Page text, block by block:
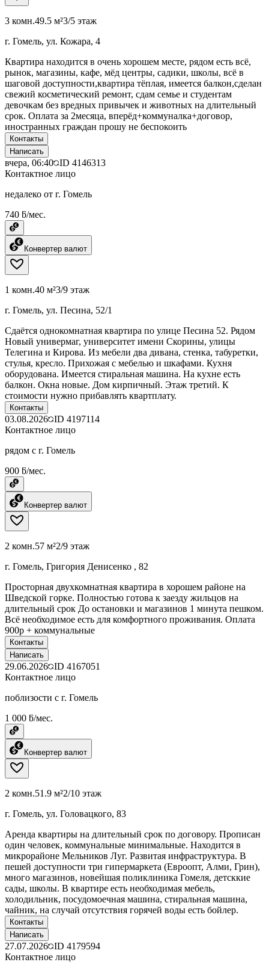
3 комн.49.5 м²3/5 этаж
г. Гомель, ул. Кожара, 4
Квартира находится в очень хорошем месте, рядом есть всё,
рынок, магазины, кафе, мёд центры, садики, школы, всё в
шаговой доступности,квартира тёплая, имеется балкон,сделан
свежий косметический ремонт, сдам семье и студентам
девочкам без вредных привычек и животных на длительный
срок. Оплата за 2месяца, вперёд+коммуналка+договор,
иностранных граждан прошу не беспокоить
Контакты
Написать
вчера, 06:40 ID 4146313
Контактное лицо
недалеко от г. Гомель
740 ƃ/мес.
Конвертер валют
1 комн.40 м²3/9 этаж
г. Гомель, ул. Песина, 52/1
Сдаётся однокомнатная квартира по улице Песина 52. Рядом
Новый универмаг, университет имени Скорины, улицы
Телегина и Кирова. Из мебели два дивана, стенка, табуретки,
стулья, кресло. Прихожая с мебелью и шкафами. Кухня
оборудована. Имеется стиральная машина. На кухне есть
балкон. Окна новые. Дом кирпичный. Этаж третий. К
стоимости нужно прибавлять квартплату.
Контакты
03.08.2026 ID 4197114
Контактное лицо
рядом с г. Гомель
900 ƃ/мес.
Конвертер валют
2 комн.57 м²2/9 этаж
г. Гомель, Григория Денисенко , 82
Просторная двухкомнатная квартира в хорошем районе на
Шведской горке. Полностью готова к заезду жильцов на
длительный срок До остановки и магазинов 1 минута пешком.
Всё необходимое есть для комфортного проживания. Оплата
900р + коммунальные
Контакты
Написать
29.06.2026 ID 4167051
Контактное лицо
поблизости с г. Гомель
1 000 ƃ/мес.
Конвертер валют
2 комн.51.9 м²2/10 этаж
г. Гомель, ул. Головацкого, 83
Аренда квартиры на длительный срок по договору. Прописан
один человек, коммунальные минимальные. Находится в
микрорайоне Мельников Луг. Развитая инфраструктура. В
пешей доступности три гипермаркета (Евроопт, Алми, Грин),
много магазинов, новейшая поликлиника Гомеля, детсккие
сады, школы. В квартире есть необходимая мебель,
холодильник, посудомоечная машина, стиральная машина,
чайник, на случай отсутствия горячей воды есть бойлер.
Контакты
Написать
27.07.2026 ID 4179594
Контактное лицо